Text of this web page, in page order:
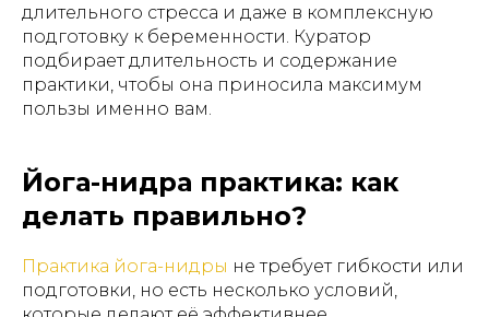
длительного стресса и даже в комплексную
подготовку к беременности. Куратор
подбирает длительность и содержание
практики, чтобы она приносила максимум
пользы именно вам.
Йога-нидра практика: как
делать правильно?
Практика йога-нидры не требует гибкости или
подготовки, но есть несколько условий,